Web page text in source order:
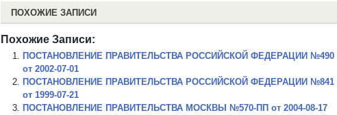
ПОХОЖИЕ ЗАПИСИ
Похожие Записи:
ПОСТАНОВЛЕНИЕ ПРАВИТЕЛЬСТВА РОССИЙСКОЙ ФЕДЕРАЦИИ №490
от 2002-07-01
ПОСТАНОВЛЕНИЕ ПРАВИТЕЛЬСТВА РОССИЙСКОЙ ФЕДЕРАЦИИ №841
от 1999-07-21
ПОСТАНОВЛЕНИЕ ПРАВИТЕЛЬСТВА МОСКВЫ №570-ПП от 2004-08-17